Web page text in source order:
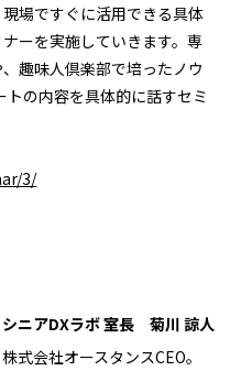
場ですぐに活用できる具体
ーを実施していきます。専
趣味人倶楽部で培ったノウ
の内容を具体的に話すセミ
3/
シニアDXラボ 室長 菊川 諒人
株式会社オースタンスCEO。